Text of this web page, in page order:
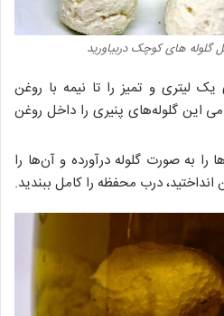
گلوله های کوچک دربیاورید
لیتری و تمیز را تا نیمه با روغن
این گلوله‌های پنیری را داخل روغن
را به صورت گلوله درآورده و آن‌ها را
درب محفظه را کامل ببندید.